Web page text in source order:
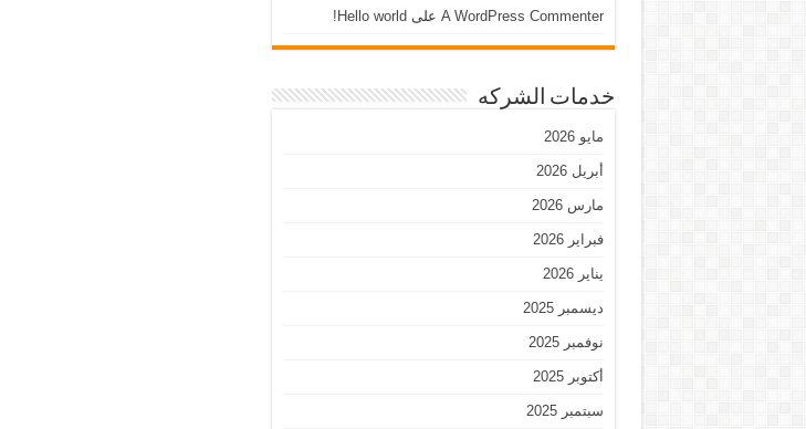
A WordPress Commenter على Hello world!
خدمات الشركه
مايو 2026
أبريل 2026
مارس 2026
فبراير 2026
يناير 2026
ديسمبر 2025
نوفمبر 2025
أكتوبر 2025
سبتمبر 2025